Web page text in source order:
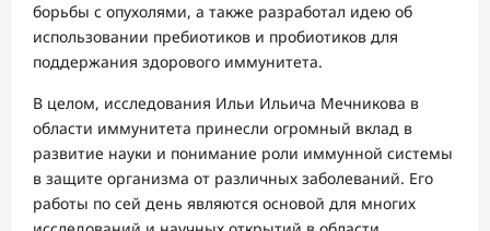
борьбы с опухолями, а также разработал идею об
использовании пребиотиков и пробиотиков для
поддержания здорового иммунитета.
В целом, исследования Ильи Ильича Мечникова в
области иммунитета принесли огромный вклад в
развитие науки и понимание роли иммунной системы
в защите организма от различных заболеваний. Его
работы по сей день являются основой для многих